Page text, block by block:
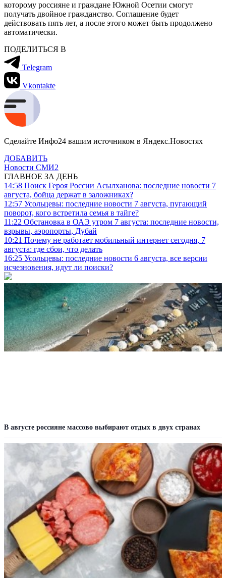
которому россияне и граждане Южной Осетии смогут
получать двойное гражданство. Соглашение будет
действовать пять лет, а после этого может быть продолжено
автоматически.
ПОДЕЛИТЬСЯ В
Telegram
Vkontakte
Сделайте Инфо24 вашим источником в Яндекс.Новостях
ДОБАВИТЬ
Новости СМИ2
ГЛАВНОЕ ЗА ДЕНЬ
14:58 Поиск Героя России Асылханова: последние новости 7
августа, бойца держат в заложниках?
12:57 Усольцевы: последние новости 7 августа, пугающий
поворот, кого встретила семья в тайге?
11:22 Обстановка в ОАЭ утром 7 августа: последние новости,
взрывы, аэропорты, Дубай
10:21 Почему не работает мобильный интернет сегодня, 7
августа: где сбои, что делать
16:25 Усольцевы: последние новости 6 августа, все версии
исчезновения, идут ли поиски?
В августе россияне массово выбирают отдых в двух странах